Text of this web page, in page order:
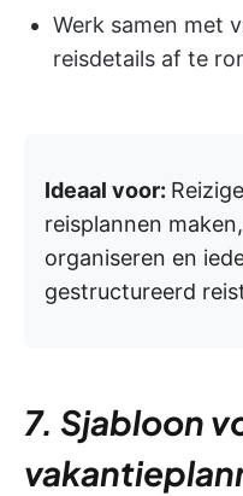
Werk samen met
reisdetails af te
Ideaal voor:
reisplannen
organiseren en
gestructureerd
7. Sjabloon